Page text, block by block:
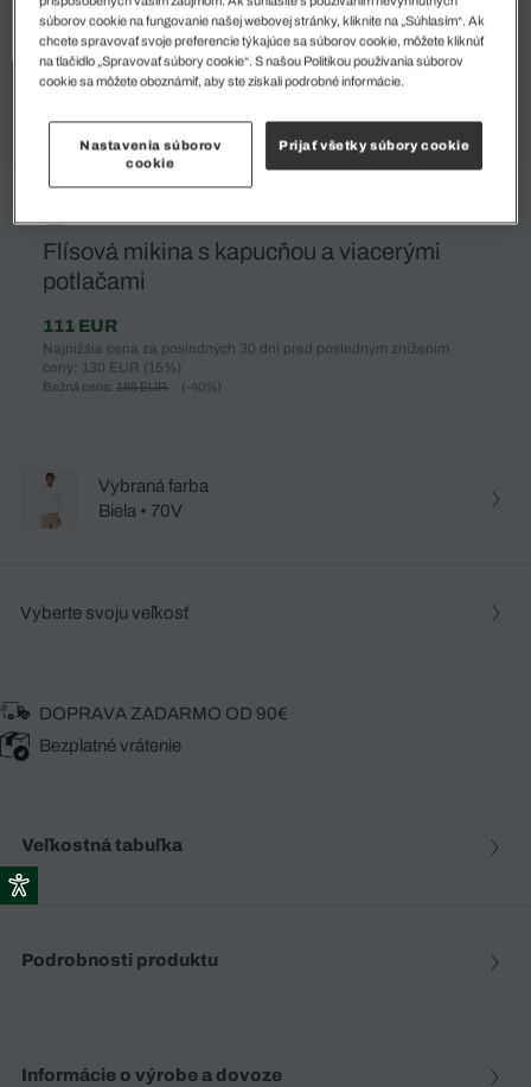
Flísová mikina s kapucňou a viacerými
potlačami
111 EUR
Najnižšia cena za posledných 30 dní pred posledným znížením
ceny: 130 EUR (15%)
Bežná cena: 185 EUR (-40%)
Vybraná farba
Biela • 70V
Vyberte svoju veľkosť
DOPRAVA ZADARMO OD 90€
Bezplatné vrátenie
Veľkostná tabuľka
Podrobnosti produktu
Informácie o výrobe a dovoze
súborov cookie na fungovanie našej webovej stránky, kliknite na „Súhlasím“. Ak
chcete spravovať svoje preferencie týkajúce sa súborov cookie, môžete kliknúť
na tlačidlo „Spravovať súbory cookie“. S našou Politikou používania súborov
cookie sa môžete oboznámiť, aby ste získali podrobné informácie.
Nastavenia súborov
cookie
Prijať všetky súbory cookie